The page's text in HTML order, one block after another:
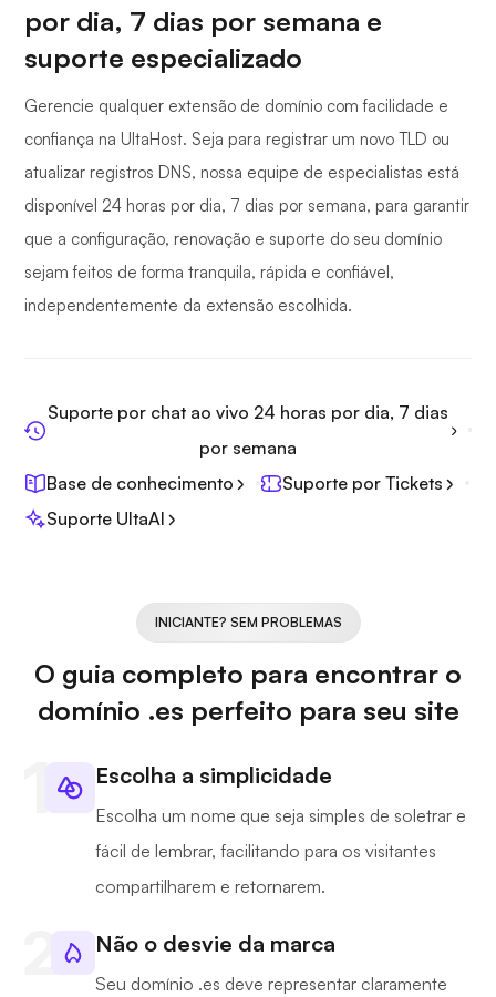
por dia, 7 dias por semana e
suporte especializado
Gerencie qualquer extensão de domínio com facilidade e
confiança na UltaHost. Seja para registrar um novo TLD ou
atualizar registros DNS, nossa equipe de especialistas está
disponível 24 horas por dia, 7 dias por semana, para garantir
que a configuração, renovação e suporte do seu domínio
sejam feitos de forma tranquila, rápida e confiável,
independentemente da extensão escolhida.
Suporte por chat ao vivo 24 horas por dia, 7 dias
por semana
Base de conhecimento
Suporte por Tickets
Suporte UltaAI
INICIANTE? SEM PROBLEMAS
O guia completo para encontrar o
domínio .es perfeito para seu site
Escolha a simplicidade
Escolha um nome que seja simples de soletrar e
fácil de lembrar, facilitando para os visitantes
compartilharem e retornarem.
Não o desvie da marca
Seu domínio .es deve representar claramente